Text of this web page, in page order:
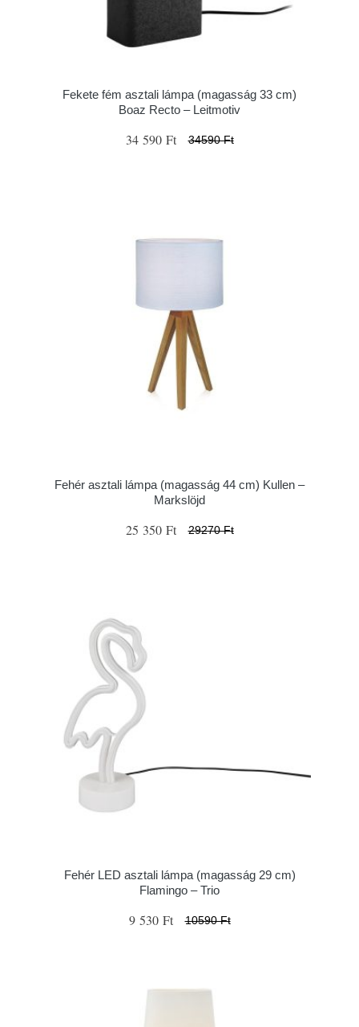
Fekete fém asztali lámpa (magasság 33 cm)
Boaz Recto – Leitmotiv
34 590 Ft 34590 Ft
Fehér asztali lámpa (magasság 44 cm) Kullen –
Markslöjd
25 350 Ft 29270 Ft
Fehér LED asztali lámpa (magasság 29 cm)
Flamingo – Trio
9 530 Ft 10590 Ft